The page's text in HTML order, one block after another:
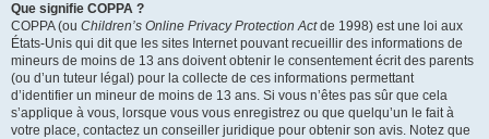
Que signifie COPPA ?
COPPA (ou Children’s Online Privacy Protection Actde 1998) est une loi aux
États-Unis qui dit que les sites Internet pouvant recueillir des informations de
mineurs de moins de 13 ans doivent obtenir le consentement écrit des parents
(ou d’un tuteur légal) pour la collecte de ces informations permettant
d’identifier un mineur de moins de 13 ans. Si vous n’êtes pas sûr que cela
s’applique à vous, lorsque vous vous enregistrez ou que quelqu’un le fait à
votre place, contactez un conseiller juridique pour obtenir son avis. Notez que